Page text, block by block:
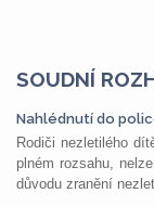
SOUDNÍ
Nahlédnutí do
Rodiči nezletilého
plném rozsahu,
důvodu zranění